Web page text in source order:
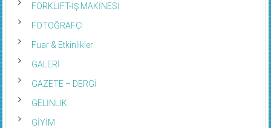
FORKLİFT-İŞ MAKİNESİ
FOTOĞRAFÇI
Fuar & Etkinlikler
GALERİ
GAZETE – DERGİ
GELİNLİK
GİYİM